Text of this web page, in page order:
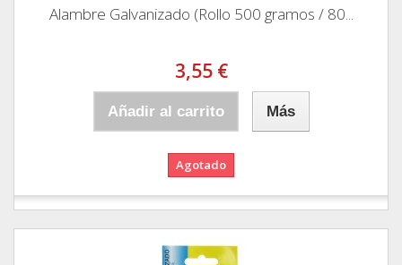
Alambre Galvanizado (Rollo 500 gramos / 80...
3,55 €
Añadir al carrito Más
Agotado